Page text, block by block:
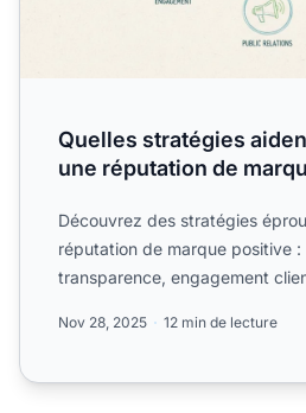
Quelles stratégies
une réputation de
Découvrez des stratégies
réputation de marque positive
transparence, engagement
Nov 28, 2025 12 min de lecture